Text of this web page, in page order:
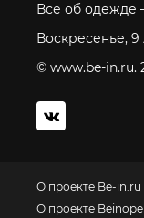
Все об одежде
Воскресенье, 9
© www.be-in.ru.
О проекте Be-in.ru
О проекте